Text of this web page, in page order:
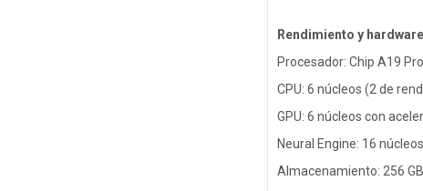
Rendimiento y hardware
Procesador: Chip A19 Pro
CPU: 6 núcleos (2 de
GPU: 6 núcleos con
Neural Engine: 16 núcleos
Almacenamiento: 256